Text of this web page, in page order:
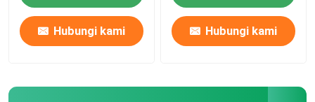
Hubungi kami Hubungi kami